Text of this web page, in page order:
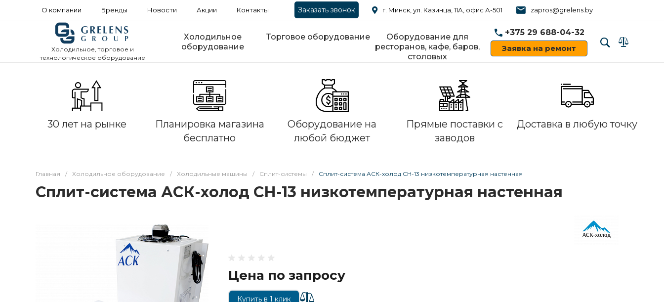
О компании Бренды Новости Акции Контакты Заказать звонок г. Минск, ул. Казинца, 11А, офис А-501 zapros@grelens.by
Холодильное, торговое и
технологическое оборудование
Холодильное
оборудование
Торговое оборудование
Оборудование для
ресторанов, кафе, баров,
столовых
+375 29 688-04-32
Заявка на ремонт
30 лет на рынке
Планировка магазина
бесплатно
Оборудование на
любой бюджет
Прямые поставки с
заводов
Доставка в любую точку
Главная / Холодильное оборудование / Холодильные машины / Сплит-системы / Сплит-система АСК-холод СН-13 низкотемпературная настенная
Сплит-система АСК-холод СН-13 низкотемпературная настенная
Цена по запросу
Купить в 1 клик